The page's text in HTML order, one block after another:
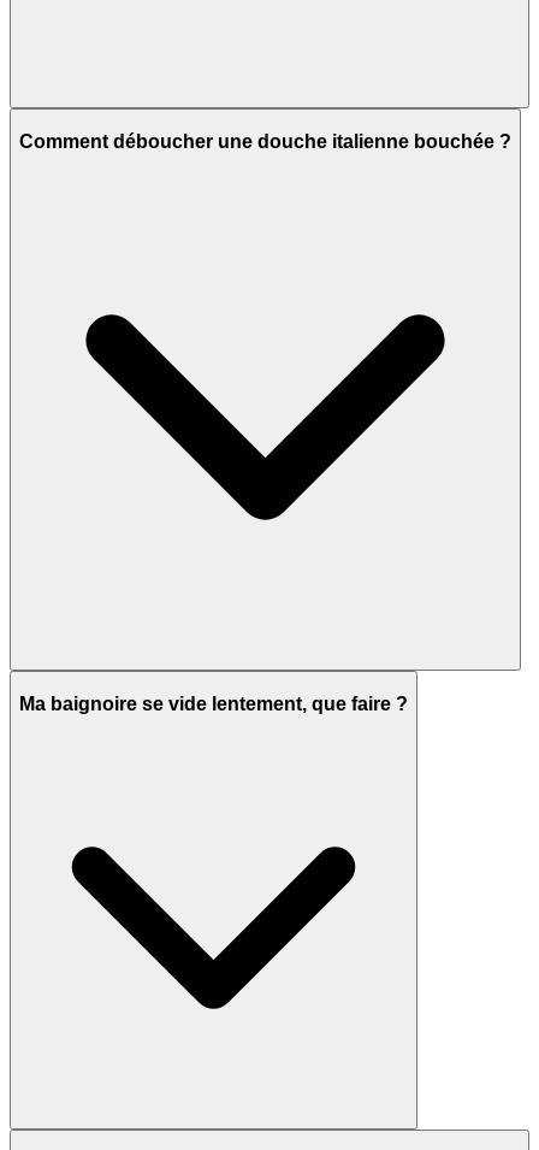
Comment déboucher une douche italienne bouchée ?
Ma baignoire se vide lentement, que faire ?